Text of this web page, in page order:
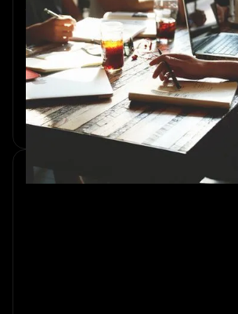
Waarom escape
de beste
zijn
Ontdek waarom escape rooms niet altijd
teambuilding. Ontvang de tips van
bedrijfsteams in Amsterdam.